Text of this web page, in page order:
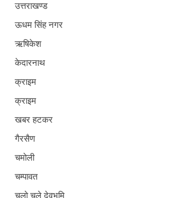
उत्तराखण्ड
ऊधम सिंह नगर
ऋषिकेश
केदारनाथ
क्राइम
क्राइम
खबर हटकर
गैरसैण
चमोली
चम्पावत
चलो चले देवभूमि